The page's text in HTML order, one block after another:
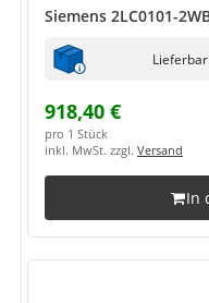
Siemens 2LC0101-
918,40 €
pro 1 Stück
inkl. MwSt. zzgl. Versand
In